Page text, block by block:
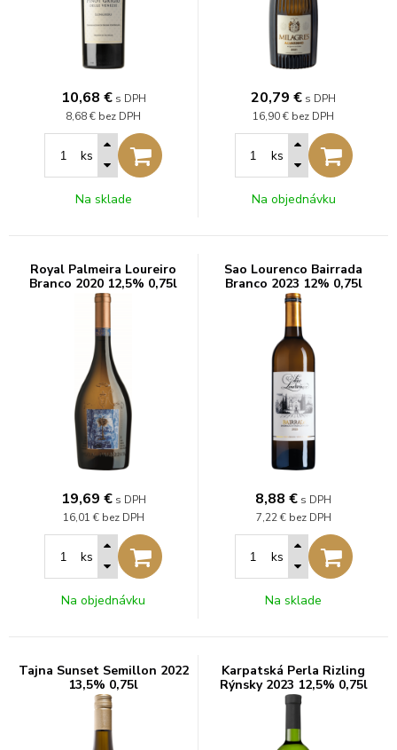
10,68 € s DPH
8,68 € bez DPH
ks
Na sklade
20,79 € s DPH
16,90 € bez DPH
ks
Na objednávku
Royal Palmeira Loureiro
Branco 2020 12,5% 0,75l
19,69 € s DPH
16,01 € bez DPH
ks
Na objednávku
Sao Lourenco Bairrada
Branco 2023 12% 0,75l
8,88 € s DPH
7,22 € bez DPH
ks
Na sklade
Tajna Sunset Semillon 2022
13,5% 0,75l
Karpatská Perla Rizling
Rýnsky 2023 12,5% 0,75l